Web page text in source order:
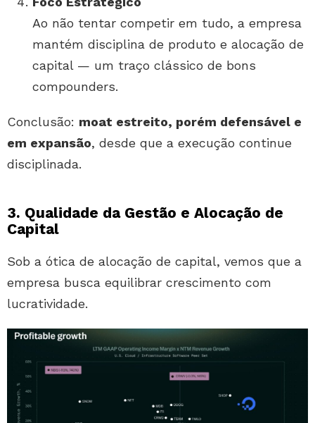
Ao não tentar competir em tudo, a empresa
mantém disciplina de produto e alocação de
capital — um traço clássico de bons
compounders.
Conclusão: moat estreito, porém defensável e
em expansão, desde que a execução continue
disciplinada.
3. Qualidade da Gestão e Alocação de
Capital
Sob a ótica de alocação de capital, vemos que a
empresa busca equilibrar crescimento com
lucratividade.